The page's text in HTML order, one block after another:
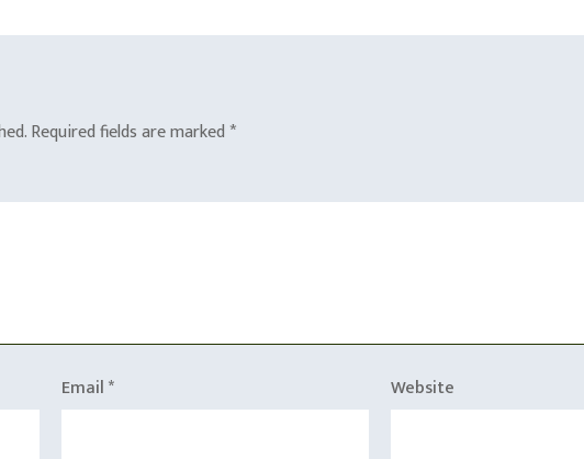
Required fields are marked *
Email* Website